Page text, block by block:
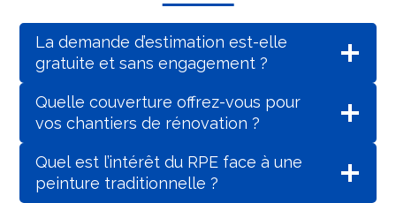
La demande d’estimation est-elle
gratuite et sans engagement ?
Quelle couverture offrez-vous pour
vos chantiers de rénovation ?
Quel est l’intérêt du RPE face à une
peinture traditionnelle ?